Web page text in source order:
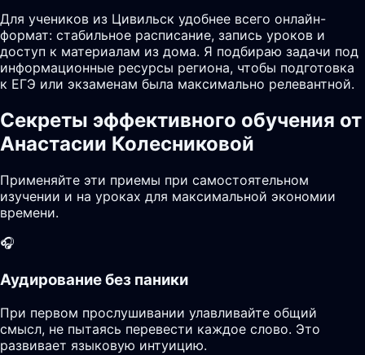
Для учеников из Цивильск удобнее всего онлайн-
формат: стабильное расписание, запись уроков и
доступ к материалам из дома. Я подбираю задачи под
информационные ресурсы региона, чтобы подготовка
к ЕГЭ или экзаменам была максимально релевантной.
Секреты эффективного обучения от
Анастасии Колесниковой
Применяйте эти приемы при самостоятельном
изучении и на уроках для максимальной экономии
времени.
🎧
Аудирование без паники
При первом прослушивании улавливайте общий
смысл, не пытаясь перевести каждое слово. Это
развивает языковую интуицию.